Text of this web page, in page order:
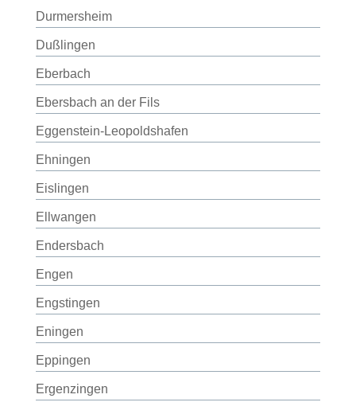
Durmersheim
Dußlingen
Eberbach
Ebersbach an der Fils
Eggenstein-Leopoldshafen
Ehningen
Eislingen
Ellwangen
Endersbach
Engen
Engstingen
Eningen
Eppingen
Ergenzingen